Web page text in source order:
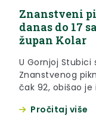
Znanstveni
danas do 17
župan Kolar
U Gornjoj Stubici
Znanstvenog
čak 92, obišao je
godine, a
Pročitaj više